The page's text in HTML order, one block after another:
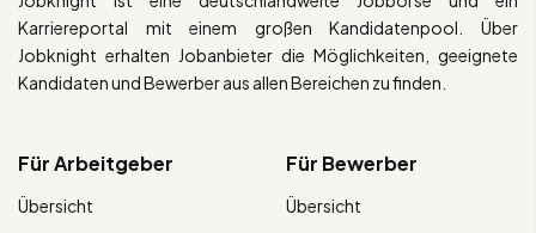
Karriereportal mit einem großen Kandidatenpool. Über
Jobknight erhalten Jobanbieter die Möglichkeiten, geeignete
Kandidaten und Bewerber aus allen Bereichen zu finden.
Für Arbeitgeber
Übersicht
Für Bewerber
Übersicht